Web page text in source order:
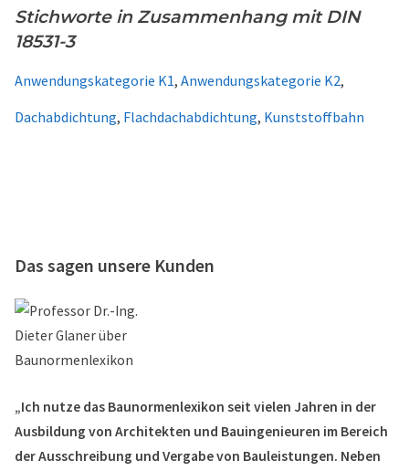
Stichworte in Zusammenhang mit DIN
18531-3
Anwendungskategorie K1, Anwendungskategorie K2,
Dachabdichtung, Flachdachabdichtung, Kunststoffbahn
Das sagen unsere Kunden
„Ich nutze das Baunormenlexikon seit vielen Jahren in der
Ausbildung von Architekten und Bauingenieuren im Bereich
der Ausschreibung und Vergabe von Bauleistungen. Neben